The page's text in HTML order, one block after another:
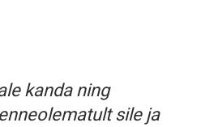
kanda ning
sile ja